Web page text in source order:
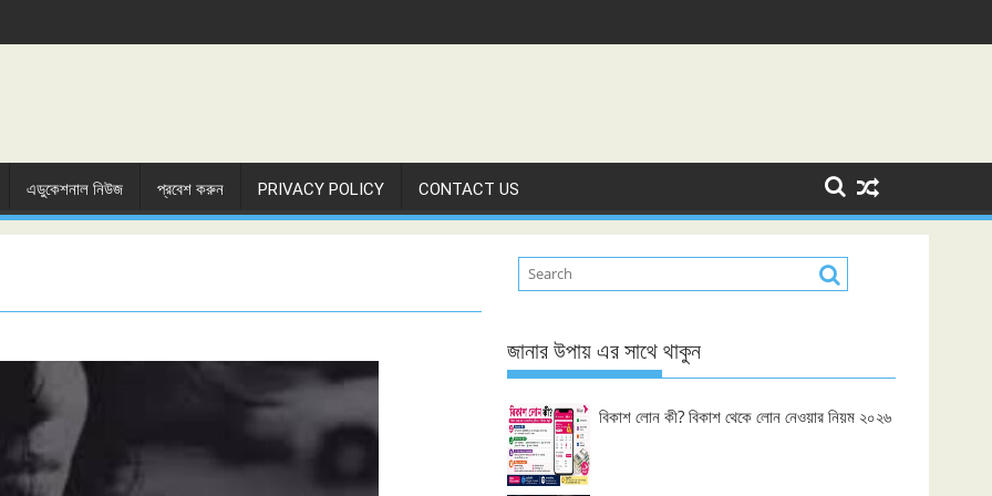
এডুকেশনাল নিউজ প্রবেশ করুন PRIVACY POLICY CONTACT US
জানার উপায় এর সাথে থাকুন
বিকাশ লোন কী? বিকাশ থেকে লোন নেওয়ার নিয়ম ২০২৬